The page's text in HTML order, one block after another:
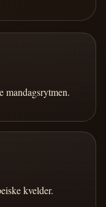
mandagsrytmen.
kvelder.